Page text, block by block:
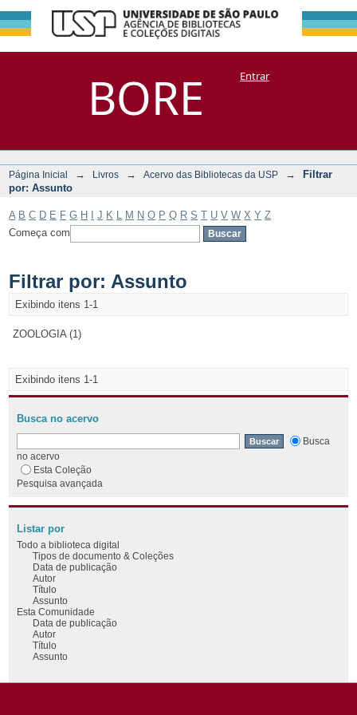
BORE
Filtrar por:
Assunto
DSpace/Manakin + CoriscoEntrar
Página Inicial → Livros → Acervo das Bibliotecas da USP →
Filtrar
por: Assunto
A B C D E F G H J K M N O P Q R S T U V W X Y Z
Começa com
Filtrar por: Assunto
Exibindo itens 1-1
ZOOLOGIA (1)
Exibindo itens 1-1
Busca no acervo
Busca
no acervo
Esta Coleção
Pesquisa avançada
Listar por
Todo a biblioteca digital
Tipos de documento & Coleções
Data de publicação
Autor
Título
Assunto
Esta Comunidade
Data de publicação
Autor
Título
Assunto